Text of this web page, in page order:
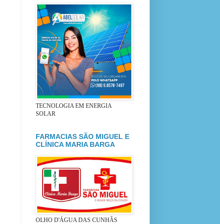
TECNOLOGIA EM ENERGIA
SOLAR
FARMACIAS SÃO MIGUEL E
CLÍNICA MARIA BARGA
OLHO D'ÁGUA DAS CUNHÃS